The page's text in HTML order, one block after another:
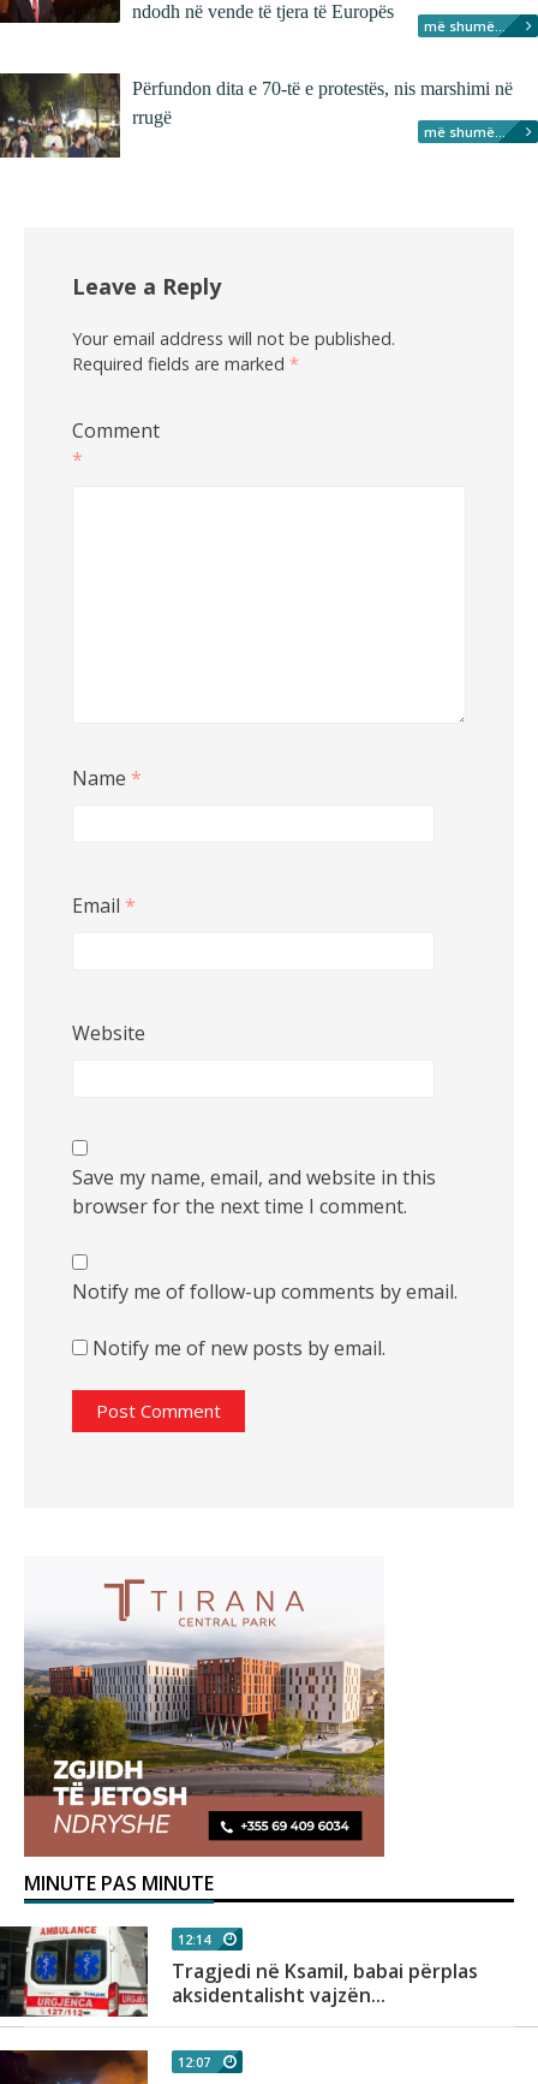
ndodh në vende të tjera të Europës
më shumë...
Përfundon dita e 70-të e protestës, nis marshimi në
rrugë
më shumë...
Leave a Reply
Your email address will not be published.
Required fields are marked *
Comment
*
Name *
Email *
Website
Save my name, email, and website in this
browser for the next time I comment.
Notify me of follow-up comments by email.
Notify me of new posts by email.
MINUTE PAS MINUTE
12:14
Tragjedi në Ksamil, babai përplas
aksidentalisht vajzën...
12:07